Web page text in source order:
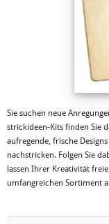
Sie suchen neue
strickideen-Kits finden Sie
aufregende, frische
nachstricken. Folgen Sie
lassen Ihrer Kreativität
umfangreichen Sortiment